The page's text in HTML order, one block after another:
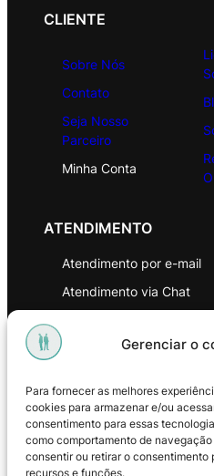
Gerenciar o
Para fornecer as melhores
cookies para armazenar e/ou
consentimento para essas
como comportamento de
consentir ou retirar o
recursos e funções.
CLIENTE
Sobre Nós
Contato
Seja Nosso
Parceiro
Minha Conta
ATENDIMENTO
Atendimento por e-mail
Atendimento via Chat
Política de Privacidade
Política de Troca e
Política de Reembolso